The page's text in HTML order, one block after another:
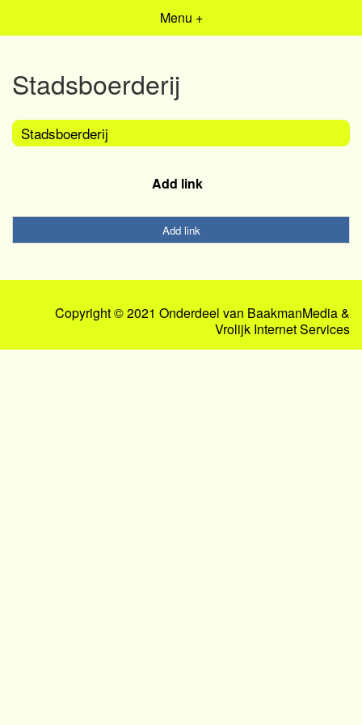
Menu +
Stadsboerderij
Stadsboerderij
Add link
Add link
Copyright © 2021 Onderdeel van BaakmanMedia&
Vrolijk Internet Services